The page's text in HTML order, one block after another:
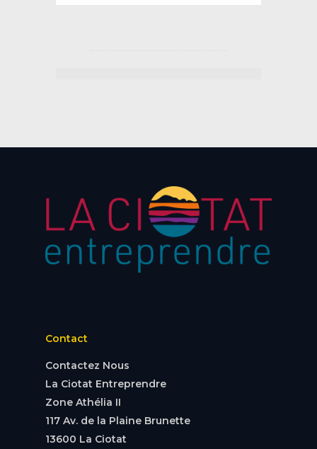
Contact
Contactez Nous
La Ciotat Entreprendre
Zone Athélia II
117 Av. de la Plaine Brunette
13600 La Ciotat